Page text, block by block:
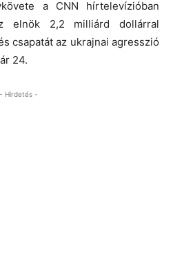
a CNN hírtelevízióban
elnök 2,2 milliárd dollárral
csapatát az ukrajnai agresszió
24.
- Hirdetés -